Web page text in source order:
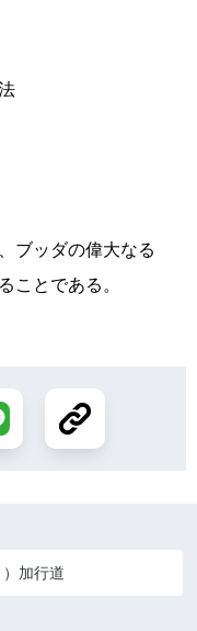
ブッダの偉大なる
ことである。
加行道